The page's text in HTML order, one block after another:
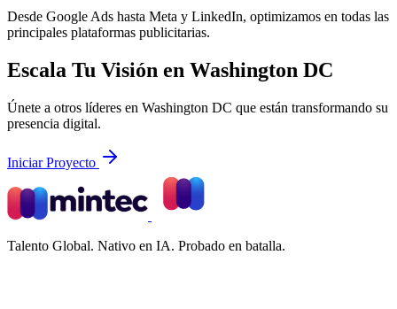
Desde Google Ads hasta Meta y LinkedIn, optimizamos en todas las
principales plataformas publicitarias.
Escala Tu Visión en Washington DC
Únete a otros líderes en Washington DC que están transformando su
presencia digital.
Iniciar Proyecto
Talento Global. Nativo en IA. Probado en batalla.